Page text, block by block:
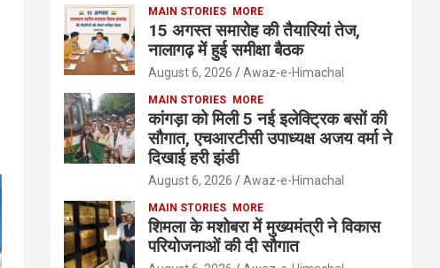
MAIN STORIES MORE
15 अगस्त समारोह की तैयारियां तेज,
नालागढ़ में हुई समीक्षा बैठक
August 6, 2026 Awaz-e-Himachal
MAIN STORIES MORE
कांगड़ा को मिली 5 नई इलेक्ट्रिक बसों की
सौगात, एचआरटीसी उपाध्यक्ष अजय वर्मा ने
दिखाई हरी झंडी
August 6, 2026 Awaz-e-Himachal
MAIN STORIES MORE
शिमला के मशोबरा में मुख्यमंत्री ने विकास
परियोजनाओं की दी सौगात